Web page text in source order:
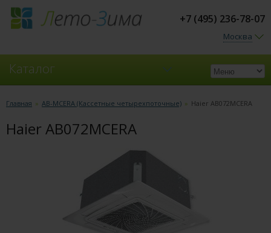
+7 (495) 236-78-07
Москва
Каталог
Кондиционеры
Вентиляция
Главная » AB-MCERA (Кассетные четырехпоточные) » Haier AB072MCERA
Haier AB072MCERA